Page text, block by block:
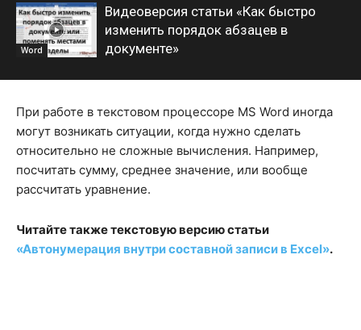
Word
Видеоверсия статьи «Как быстро
изменить порядок абзацев в
документе»
При работе в текстовом процессоре MS Word иногда
могут возникать ситуации, когда нужно сделать
относительно не сложные вычисления. Например,
посчитать сумму, среднее значение, или вообще
рассчитать уравнение.
Читайте также текстовую версию статьи
«Автонумерация внутри составной записи в Excel».